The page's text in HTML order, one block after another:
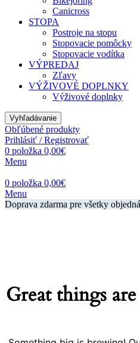
Canicross
STOPA
Postroje na stopu
Stopovacie pomôcky
Stopovacie vodítka
VÝPREDAJ
Zľavy
VÝŽIVOVÉ DOPLNKY
Výživové doplnky
Vyhľadávanie
Obľúbené produkty
Prihlásiť / Registrovať
0 položka 0,00€
Menu
0 položka 0,00€
Menu
Doprava zdarma pre všetky
Great things